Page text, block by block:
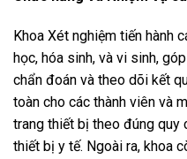
Khoa Xét nghiệm tiến hành
học, hóa sinh, và vi sinh,
chẩn đoán và theo dõi kết
toàn cho các thành viên và
trang thiết bị theo đúng quy
thiết bị y tế. Ngoài ra, khoa